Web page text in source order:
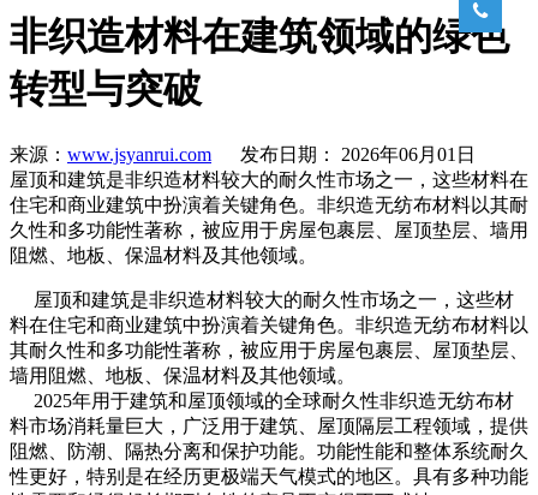
非织造材料在建筑领域的绿色
转型与突破
来源： www.jsyanrui.com 发布日期： 2026年06月01日
屋顶和建筑是非织造材料较大的耐久性市场之一，这些材料在
住宅和商业建筑中扮演着关键角色。非织造无纺布材料以其耐
久性和多功能性著称，被应用于房屋包裹层、屋顶垫层、墙用
阻燃、地板、保温材料及其他领域。
屋顶和建筑是非织造材料较大的耐久性市场之一，这些材
料在住宅和商业建筑中扮演着关键角色。非织造无纺布材料以
其耐久性和多功能性著称，被应用于房屋包裹层、屋顶垫层、
墙用阻燃、地板、保温材料及其他领域。
2025年用于建筑和屋顶领域的全球耐久性非织造无纺布材
料市场消耗量巨大，广泛用于建筑、屋顶隔层工程领域，提供
阻燃、防潮、隔热分离和保护功能。功能性能和整体系统耐久
性更好，特别是在经历更极端天气模式的地区。具有多种功能
